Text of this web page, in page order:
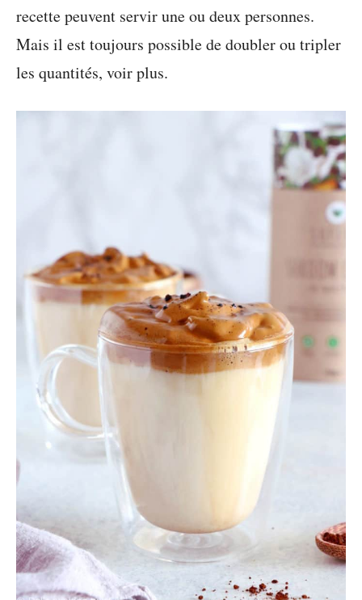
recette peuvent servir une ou deux personnes.
Mais il est toujours possible de doubler ou tripler
les quantités, voir plus.